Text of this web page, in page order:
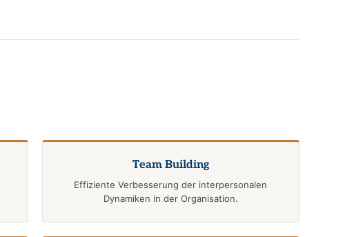
Team Building
Effiziente Verbesserung der interpersonalen
Dynamiken in der Organisation.